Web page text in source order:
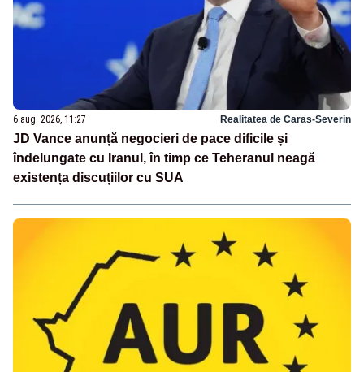
6 aug. 2026, 11:27 Realitatea de Caras-Severin
JD Vance anunță negocieri de pace dificile și
îndelungate cu Iranul, în timp ce Teheranul neagă
existența discuțiilor cu SUA